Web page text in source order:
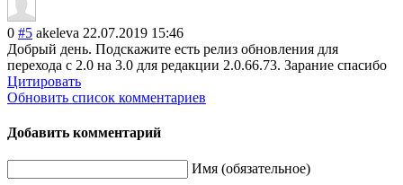
0 #5 akeleva 22.07.2019 15:46
Добрый день. Подскажите есть релиз обновления для
перехода с 2.0 на 3.0 для редакции 2.0.66.73. Зарание спасибо
Цитировать
Обновить список комментариев
Добавить комментарий
Имя (обязательное)